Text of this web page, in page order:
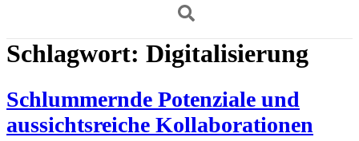
Schlagwort: Digitalisierung
Schlummernde Potenziale und
aussichtsreiche Kollaborationen